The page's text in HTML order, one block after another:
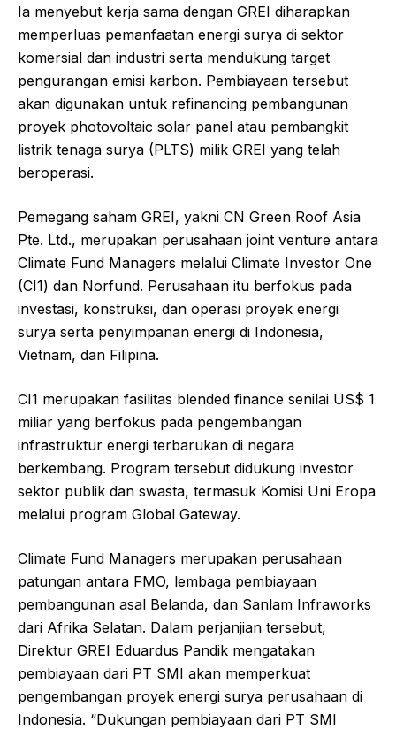
Ia menyebut kerja sama dengan GREI diharapkan
memperluas pemanfaatan energi surya di sektor
komersial dan industri serta mendukung target
pengurangan emisi karbon. Pembiayaan tersebut
akan digunakan untuk refinancing pembangunan
proyek photovoltaic solar panel atau pembangkit
listrik tenaga surya (PLTS) milik GREI yang telah
beroperasi.
Pemegang saham GREI, yakni CN Green Roof Asia
Pte. Ltd., merupakan perusahaan joint venture antara
Climate Fund Managers melalui Climate Investor One
(CI1) dan Norfund. Perusahaan itu berfokus pada
investasi, konstruksi, dan operasi proyek energi
surya serta penyimpanan energi di Indonesia,
Vietnam, dan Filipina.
CI1 merupakan fasilitas blended finance senilai US$ 1
miliar yang berfokus pada pengembangan
infrastruktur energi terbarukan di negara
berkembang. Program tersebut didukung investor
sektor publik dan swasta, termasuk Komisi Uni Eropa
melalui program Global Gateway.
Climate Fund Managers merupakan perusahaan
patungan antara FMO, lembaga pembiayaan
pembangunan asal Belanda, dan Sanlam Infraworks
dari Afrika Selatan. Dalam perjanjian tersebut,
Direktur GREI Eduardus Pandik mengatakan
pembiayaan dari PT SMI akan memperkuat
pengembangan proyek energi surya perusahaan di
Indonesia. “Dukungan pembiayaan dari PT SMI